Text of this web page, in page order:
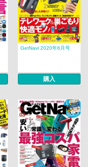
GetNavi 2020年6月号
購入